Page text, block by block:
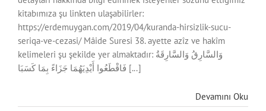
kitabımıza şu linkten ulaşabilirler:
https://erdemuygan.com/2019/04/kuranda-hirsizlik-sucu-
seriqa-ve-cezasi/ Mâide Suresi 38. ayette azîz ve hakîm
kelimeleri şu şekilde yer almaktadır: وَالسَّارِقُ وَالسَّارِقَةُ
فَاقْطَعُوا أَيْدِيَهُمَا جَزَاءً بِمَا كَسَبَا [...]
Devamını Oku